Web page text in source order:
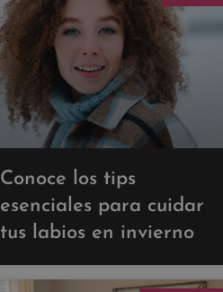
Conoce los tips
esenciales para cuidar
tus labios en invierno